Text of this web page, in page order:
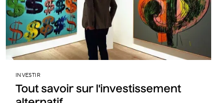
INVESTIR
Tout savoir sur l'investissement